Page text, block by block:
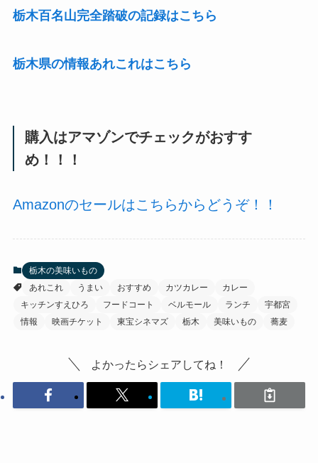
栃木百名山完全踏破の記録はこちら
栃木県の情報あれこれはこちら
購入はアマゾンでチェックがおすす
め！！！
Amazonのセールはこちらからどうぞ！！
栃木の美味いもの
あれこれ
うまい おすすめ カツカレー
カレー
キッチンすえひろ
フードコート ベルモール ランチ
宇都宮
情報
映画チケット 東宝シネマズ 栃木 美味いもの 蕎麦
よかったらシェアしてね！